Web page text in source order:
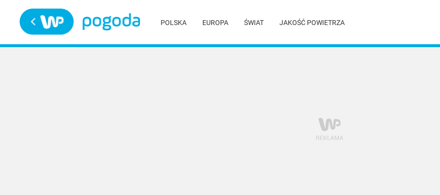
POLSKA EUROPA ŚWIAT JAKOŚĆ POWIETRZA